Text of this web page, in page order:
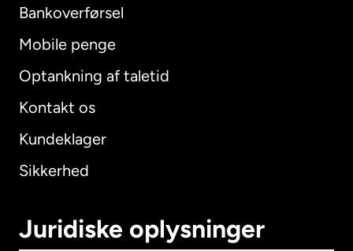
Bankoverførsel
Mobile penge
Optankning af taletid
Kontakt os
Kundeklager
Sikkerhed
Juridiske oplysninger